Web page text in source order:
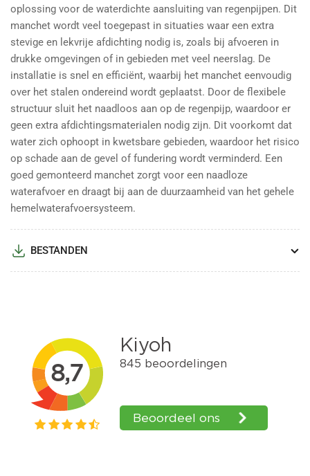
oplossing voor de waterdichte aansluiting van regenpijpen. Dit
manchet wordt veel toegepast in situaties waar een extra
stevige en lekvrije afdichting nodig is, zoals bij afvoeren in
drukke omgevingen of in gebieden met veel neerslag. De
installatie is snel en efficiënt, waarbij het manchet eenvoudig
over het stalen ondereind wordt geplaatst. Door de flexibele
structuur sluit het naadloos aan op de regenpijp, waardoor er
geen extra afdichtingsmaterialen nodig zijn. Dit voorkomt dat
water zich ophoopt in kwetsbare gebieden, waardoor het risico
op schade aan de gevel of fundering wordt verminderd. Een
goed gemonteerd manchet zorgt voor een naadloze
waterafvoer en draagt bij aan de duurzaamheid van het gehele
hemelwaterafvoersysteem.
BESTANDEN